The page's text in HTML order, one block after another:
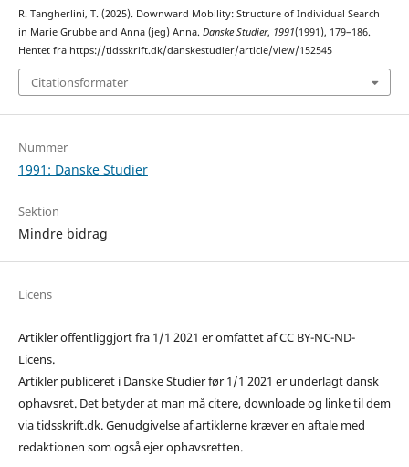
R. Tangherlini, T. (2025). Downward Mobility: Structure of Individual Search
in Marie Grubbe and Anna (jeg) Anna. Danske Studier, 1991(1991), 179–186.
Hentet fra https://tidsskrift.dk/danskestudier/article/view/152545
Citationsformater
Nummer
1991: Danske Studier
Sektion
Mindre bidrag
Licens
Artikler offentliggjort fra 1/1 2021 er omfattet af CC BY-NC-ND-
Licens.
Artikler publiceret i Danske Studier før 1/1 2021 er underlagt dansk
ophavsret. Det betyder at man må citere, downloade og linke til dem
via tidsskrift.dk. Genudgivelse af artiklerne kræver en aftale med
redaktionen som også ejer ophavsretten.